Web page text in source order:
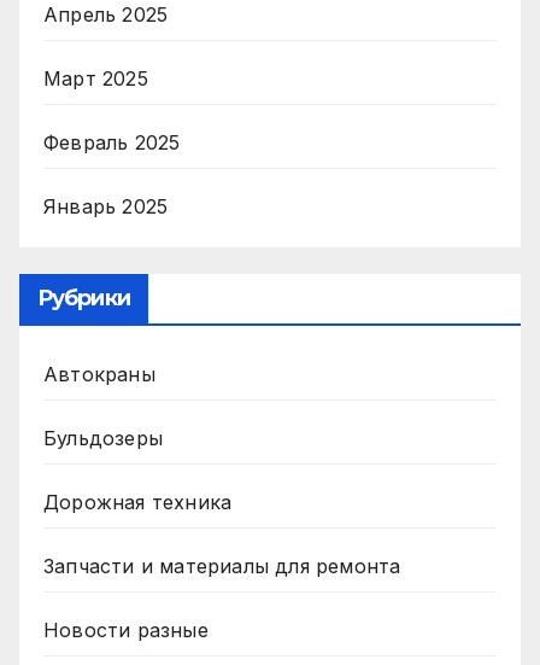
Апрель 2025
Март 2025
Февраль 2025
Январь 2025
Рубрики
Автокраны
Бульдозеры
Дорожная техника
Запчасти и материалы для ремонта
Новости разные